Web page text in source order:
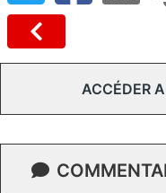
ACCÉDER